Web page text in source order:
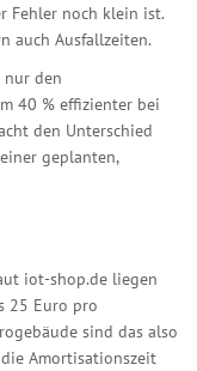
Fehler noch klein ist.
auch Ausfallzeiten.
nur den
40 % effizienter bei
den Unterschied
geplanten,
iot-shop.de liegen
25 Euro pro
sind das also
Amortisationszeit